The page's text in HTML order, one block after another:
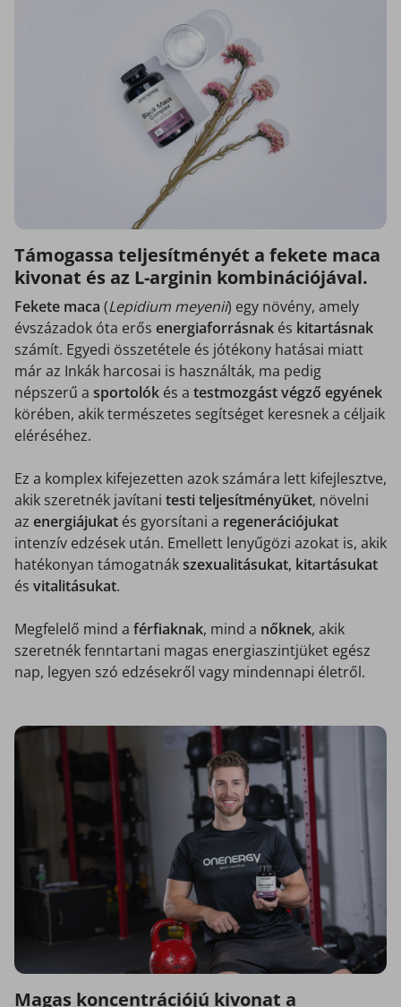
Támogassa teljesítményét a fekete maca
kivonat és az L-arginin kombinációjával.
Fekete maca (Lepidium meyenii) egy növény, amely
évszázadok óta erős energiaforrásnak és kitartásnak
számít. Egyedi összetétele és jótékony hatásai miatt
már az Inkák harcosai is használták, ma pedig
népszerű a sportolók és a testmozgást végző egyének
körében, akik természetes segítséget keresnek a céljaik
eléréséhez.
Ez a komplex kifejezetten azok számára lett kifejlesztve,
akik szeretnék javítani testi teljesítményüket, növelni
az energiájukat és gyorsítani a regenerációjukat
intenzív edzések után. Emellett lenyűgözi azokat is, akik
hatékonyan támogatnákszexualitásukat, kitartásukat
és vitalitásukat.
Megfelelő mind a férfiaknak, mind a nőknek, akik
szeretnék fenntartani magas energiaszintjüket egész
nap, legyen szó edzésekről vagy mindennapi életről.
Magas koncentrációjú kivonat a